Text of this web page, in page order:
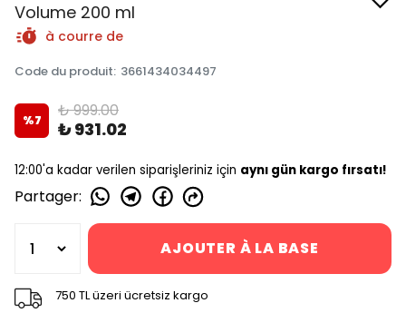
Volume 200 ml
à courre de
Code du produit: 3661434034497
%7 ₺ 999.00
₺ 931.02
12:00'a kadar verilen siparişleriniz için aynı gün kargo fırsatı!
Partager:
AJOUTER À LA BASE
750 TL üzeri ücretsiz kargo